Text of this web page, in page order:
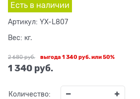
Есть в наличии
Артикул: YX-L807
Вес: кг.
2 680 руб.
1 340 руб.
выгода 1 340 руб.или50%
Количество: